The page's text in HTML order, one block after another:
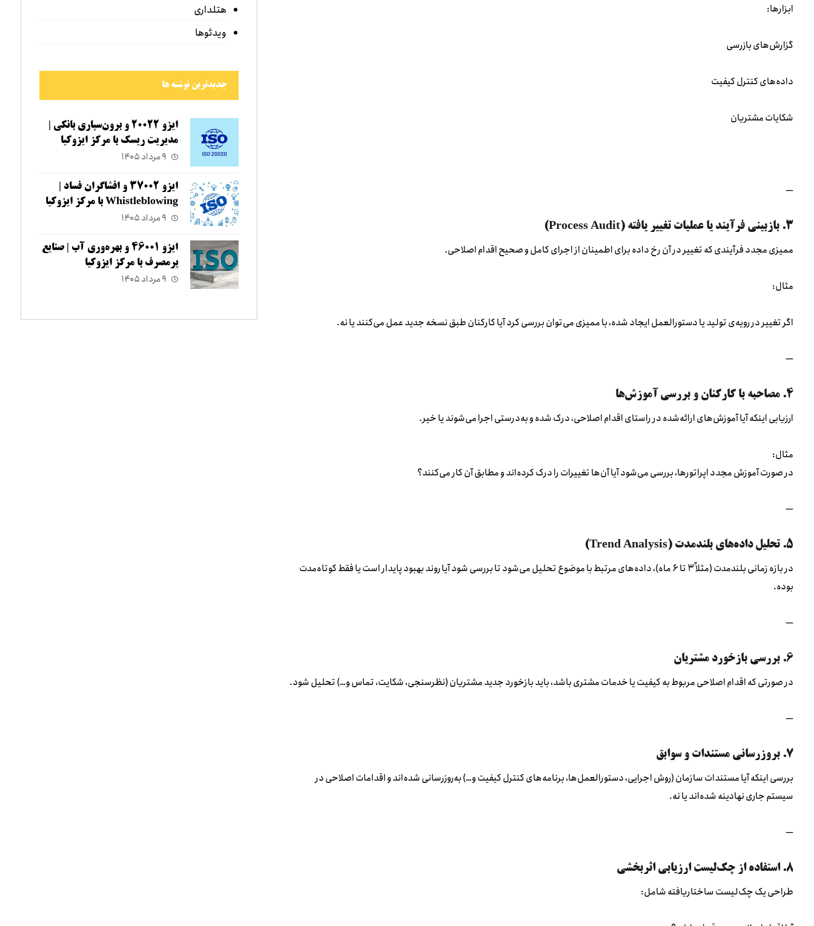
ابزارها:
گزارش‌های بازرسی
داده‌های کنترل کیفیت
شکایات مشتریان
—
۳. بازبینی فرآیند یا عملیات تغییر یافته (Process Audit)
ممیزی مجدد فرآیندی که تغییر در آن رخ داده برای اطمینان از اجرای کامل و صحیح اقدام اصلاحی.
مثال:
اگر تغییر در رویه‌ی تولید یا دستورالعمل ایجاد شده، با ممیزی می‌توان بررسی کرد آیا کارکنان طبق نسخه جدید عمل می‌کنند یا نه.
—
۴. مصاحبه با کارکنان و بررسی آموزش‌ها
ارزیابی اینکه آیا آموزش‌های ارائه‌شده در راستای اقدام اصلاحی، درک شده و به‌درستی اجرا می‌شوند یا خیر.
مثال:
در صورت آموزش مجدد اپراتورها، بررسی می‌شود آیا آن‌ها تغییرات را درک کرده‌اند و مطابق آن کار می‌کنند؟
—
۵. تحلیل داده‌های بلندمدت (Trend Analysis)
در بازه زمانی بلندمدت (مثلاً ۳ تا ۶ ماه)، داده‌های مرتبط با موضوع تحلیل می‌شود تا بررسی شود آیا روند بهبود پایدار است یا فقط کوتاه‌مدت
بوده.
—
۶. بررسی بازخورد مشتریان
در صورتی که اقدام اصلاحی مربوط به کیفیت یا خدمات مشتری باشد، باید بازخورد جدید مشتریان (نظرسنجی، شکایت، تماس و…) تحلیل شود.
—
۷. بروزرسانی مستندات و سوابق
بررسی اینکه آیا مستندات سازمان (روش اجرایی، دستورالعمل‌ها، برنامه‌های کنترل کیفیت و…) به‌روزرسانی شده‌اند و اقدامات اصلاحی در
سیستم جاری نهادینه شده‌اند یا نه.
—
۸. استفاده از چک‌لیست ارزیابی اثربخشی
طراحی یک چک‌لیست ساختاریافته شامل:
هتلداری
ویدئوها
جدیدترین نوشته ها
ایزو ۲۰۰۲۲ و برون‌سپاری بانکی |
مدیریت ریسک با مرکز ایزوکیا
۹ مرداد ۱۴۰۵
ایزو ۳۷۰۰۲ و افشاگران فساد |
Whistleblowing با مرکز ایزوکیا
۹ مرداد ۱۴۰۵
ایزو ۴۶۰۰۱ و بهره‌وری آب | صنایع
پرمصرف با مرکز ایزوکیا
۹ مرداد ۱۴۰۵